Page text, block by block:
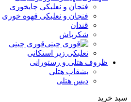
فنجان و نعلبکی چایخوری
فنجان و نعلبکی قهوه خوری
قندان
شکرپاش
قوری چینی
نعلبکی زیر استکانی
ظروف هتلی و رستورانی
بشقاب هتلی
دیس هتلی
سبد خرید